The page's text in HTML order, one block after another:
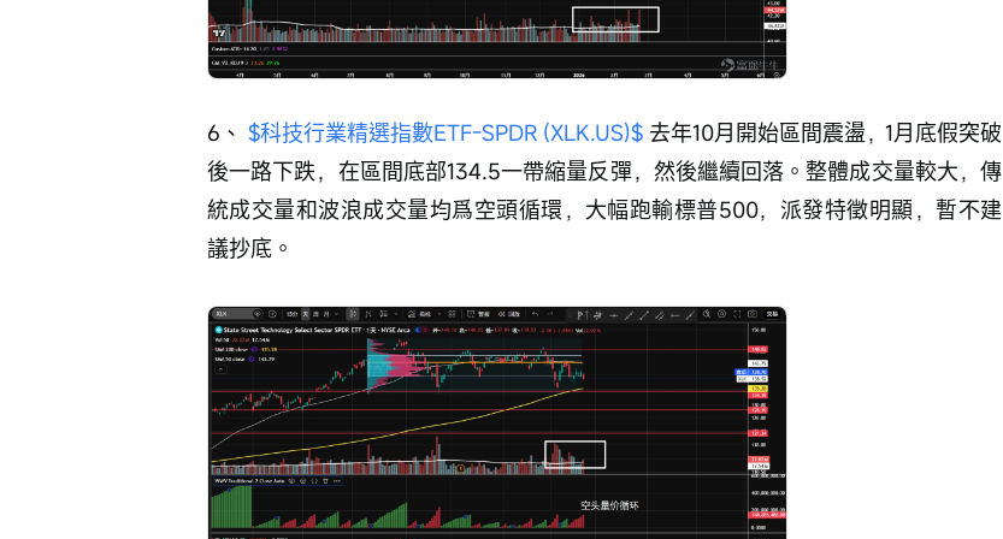
6、 $科技行業精選指數ETF-SPDR (XLK.US)$ 去年10月開始區間震盪，1月底假突破
後一路下跌，在區間底部134.5一帶縮量反彈，然後繼續回落。整體成交量較大，傳
統成交量和波浪成交量均爲空頭循環，大幅跑輸標普500，派發特徵明顯，暫不建
議抄底。